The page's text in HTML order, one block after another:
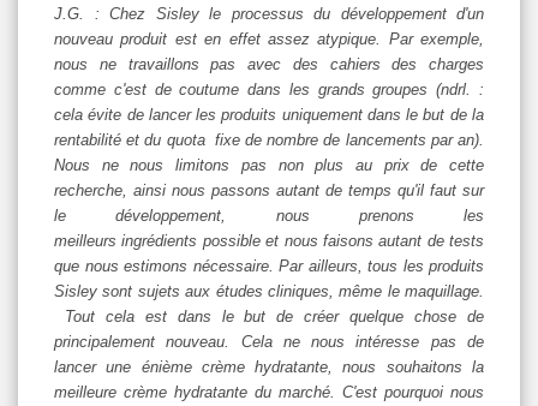
J.G. : Chez Sisley le processus du développement d'un
nouveau produit est en effet assez atypique. Par exemple,
nous ne travaillons pas avec des cahiers des charges
comme c'est de coutume dans les grands groupes (ndrl. :
cela évite de lancer les produits uniquement dans le but de la
rentabilité et du quota fixe de nombre de lancements par an).
Nous ne nous limitons pas non plus au prix de cette
recherche, ainsi nous passons autant de temps qu'il faut sur
le développement, nous prenons les
meilleurs ingrédients possible et nous faisons autant de tests
que nous estimons nécessaire. Par ailleurs, tous les produits
Sisley sont sujets aux études cliniques, même le maquillage.
Tout cela est dans le but de créer quelque chose de
principalement nouveau. Cela ne nous intéresse pas de
lancer une énième crème hydratante, nous souhaitons la
meilleure crème hydratante du marché. C'est pourquoi nous